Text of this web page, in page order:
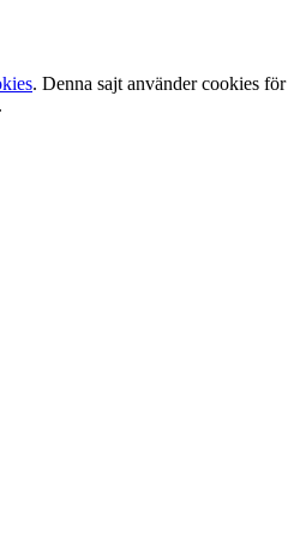
. Denna sajt använder cookies för